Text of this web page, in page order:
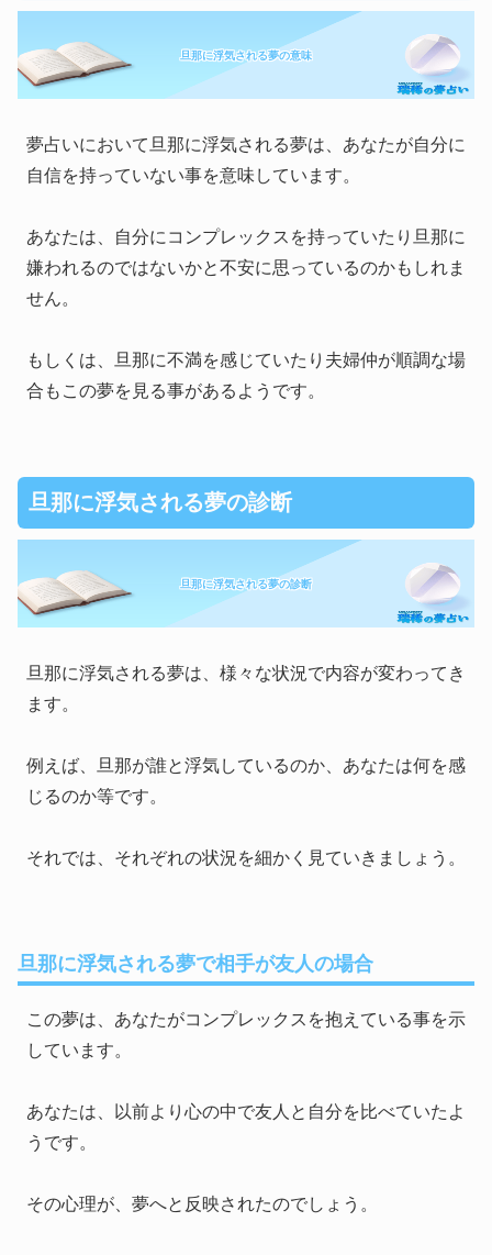
旦那に浮気される夢の意味
夢占いにおいて旦那に浮気される夢は、あなたが自分に
自信を持っていない事を意味しています。
あなたは、自分にコンプレックスを持っていたり旦那に
嫌われるのではないかと不安に思っているのかもしれま
せん。
もしくは、旦那に不満を感じていたり夫婦仲が順調な場
合もこの夢を見る事があるようです。
旦那に浮気される夢の診断
旦那に浮気される夢の診断
旦那に浮気される夢は、様々な状況で内容が変わってき
ます。
例えば、旦那が誰と浮気しているのか、あなたは何を感
じるのか等です。
それでは、それぞれの状況を細かく見ていきましょう。
旦那に浮気される夢で相手が友人の場合
この夢は、あなたがコンプレックスを抱えている事を示
しています。
あなたは、以前より心の中で友人と自分を比べていたよ
うです。
その心理が、夢へと反映されたのでしょう。